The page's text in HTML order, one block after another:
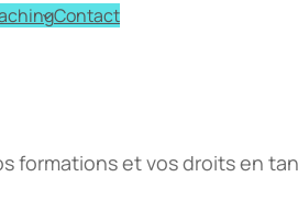
Contact
formations et vos droits en